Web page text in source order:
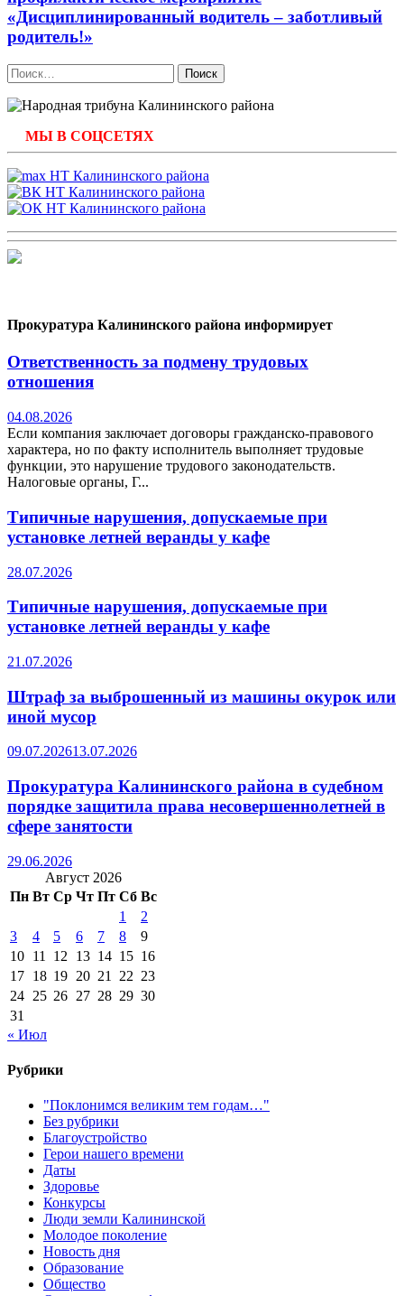
«Дисциплинированный водитель – заботливый
родитель!»
Найти:
МЫ В СОЦСЕТЯХ
Прокуратура Калининского района информирует
Ответственность за подмену трудовых
отношения
04.08.2026
Если компания заключает договоры гражданско-правового
характера, но по факту исполнитель выполняет трудовые
функции, это нарушение трудового законодательств.
Налоговые органы, Г...
Типичные нарушения, допускаемые при
установке летней веранды у кафе
28.07.2026
Типичные нарушения, допускаемые при
установке летней веранды у кафе
21.07.2026
Штраф за выброшенный из машины окурок или
иной мусор
09.07.202613.07.2026
Прокуратура Калининского района в судебном
порядке защитила права несовершеннолетней в
сфере занятости
29.06.2026
Август 2026
Пн Вт Ср Чт Пт Сб Вс
1
2
3
4 5 6 7 8
9
10 11 12 13 14 15 16
17 18 19 20 21 22 23
24 25 26 27 28 29 30
31
« Июл
Рубрики
"Поклонимся великим тем годам…"
Без рубрики
Благоустройство
Герои нашего времени
Даты
Здоровье
Конкурсы
Люди земли Калининской
Молодое поколение
Новость дня
Образование
Общество